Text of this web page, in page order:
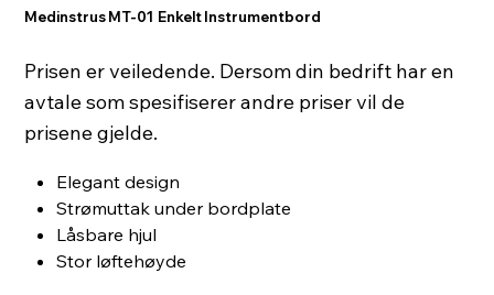
Medinstrus MT-01 Enkelt Instrumentbord
Prisen er veiledende. Dersom din bedrift har en
avtale som spesifiserer andre priser vil de
prisene gjelde.
Elegant design
Strømuttak under bordplate
Låsbare hjul
Stor løftehøyde